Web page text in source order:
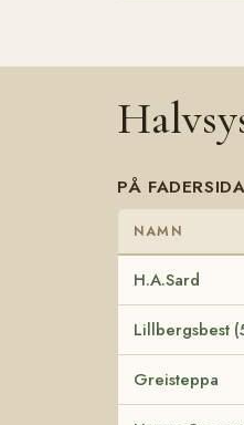
PÅ
NAMN
H.A.Sard
Lillbergsbest
Greisteppa